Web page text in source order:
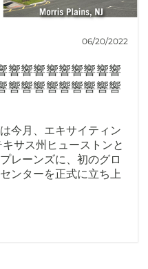
06/20/2022
響響響響響響響響響
響響響響響響響響響
今月、エキサイティン
サス州ヒューストンと
レーンズに、初のグロ
ンターを正式に立ち上